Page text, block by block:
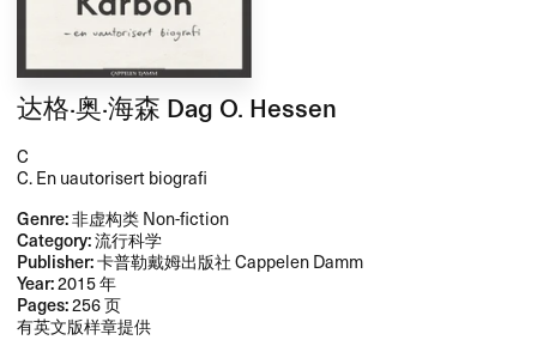
达格·奥·海森 Dag O. Hessen
C
C. En uautorisert biografi
Genre:非虚构类 Non-fiction
Category:流行科学
Publisher:卡普勒戴姆出版社 Cappelen Damm
Year:2015 年
Pages:256 页
有英文版样章提供